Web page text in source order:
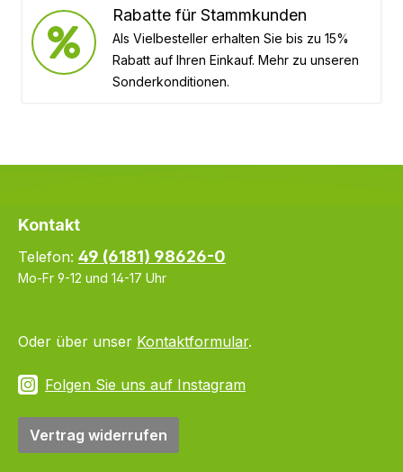
Rabatte für Stammkunden
Als Vielbesteller erhalten Sie bis zu 15%
Rabatt auf Ihren Einkauf. Mehr zu unseren
Sonderkonditionen.
Kontakt
Telefon: 49 (6181) 98626-0
Mo-Fr 9-12 und 14-17 Uhr
Oder über unser Kontaktformular.
Folgen Sie uns auf Instagram
Vertrag widerrufen